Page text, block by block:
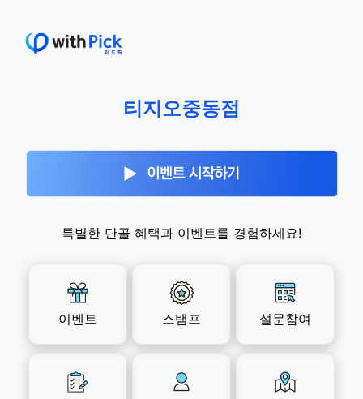
티지오중동점
특별한 단골 혜택과 이벤트를 경험하세요!
이벤트 스탬프 설문참여